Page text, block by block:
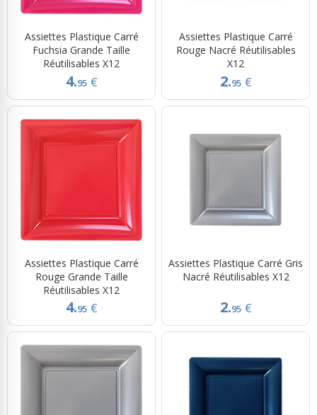
Assiettes Plastique Carré
Fuchsia Grande Taille
Réutilisables X12
4.95 €
Assiettes Plastique Carré
Rouge Nacré Réutilisables
X12
2.95 €
Assiettes Plastique Carré
Rouge Grande Taille
Réutilisables X12
4.95 €
Assiettes Plastique Carré Gris
Nacré Réutilisables X12
2.95 €